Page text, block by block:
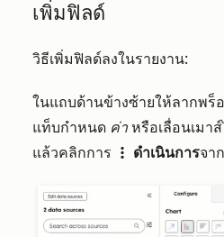
เพิ่มฟิลด์
วิธีเพิ่มฟิลด์ลงในรายงาน:
ในแถบด้านข้างซ้ายให้ลากพร็
แท็บกำหนด ค่า หรือเลื่อนเมา
แล้วคลิกการ
verticalMenu ดำเนินการจา